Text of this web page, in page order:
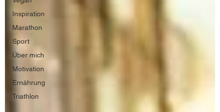
Inspiration
Marathon
Sport
Über mich
Motivation
Ernährung
Triathlon